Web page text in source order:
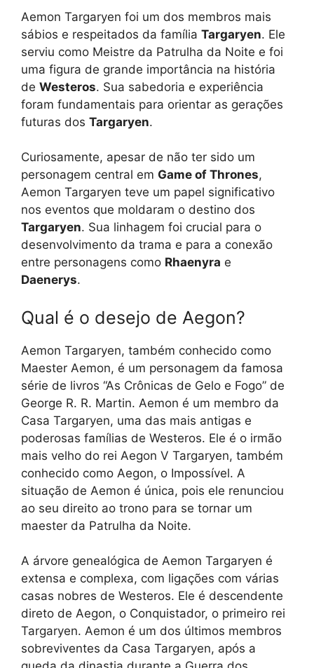
Aemon Targaryen foi um dos membros mais
sábios e respeitados da família Targaryen. Ele
serviu como Meistre da Patrulha da Noite e foi
uma figura de grande importância na história
de Westeros. Sua sabedoria e experiência
foram fundamentais para orientar as gerações
futuras dos Targaryen.
Curiosamente, apesar de não ter sido um
personagem central em Game of Thrones,
Aemon Targaryen teve um papel significativo
nos eventos que moldaram o destino dos
Targaryen. Sua linhagem foi crucial para o
desenvolvimento da trama e para a conexão
entre personagens como Rhaenyra e
Daenerys.
Qual é o desejo de Aegon?
Aemon Targaryen, também conhecido como
Maester Aemon, é um personagem da famosa
série de livros “As Crônicas de Gelo e Fogo” de
George R. R. Martin. Aemon é um membro da
Casa Targaryen, uma das mais antigas e
poderosas famílias de Westeros. Ele é o irmão
mais velho do rei Aegon V Targaryen, também
conhecido como Aegon, o Impossível. A
situação de Aemon é única, pois ele renunciou
ao seu direito ao trono para se tornar um
maester da Patrulha da Noite.
A árvore genealógica de Aemon Targaryen é
extensa e complexa, com ligações com várias
casas nobres de Westeros. Ele é descendente
direto de Aegon, o Conquistador, o primeiro rei
Targaryen. Aemon é um dos últimos membros
sobreviventes da Casa Targaryen, após a